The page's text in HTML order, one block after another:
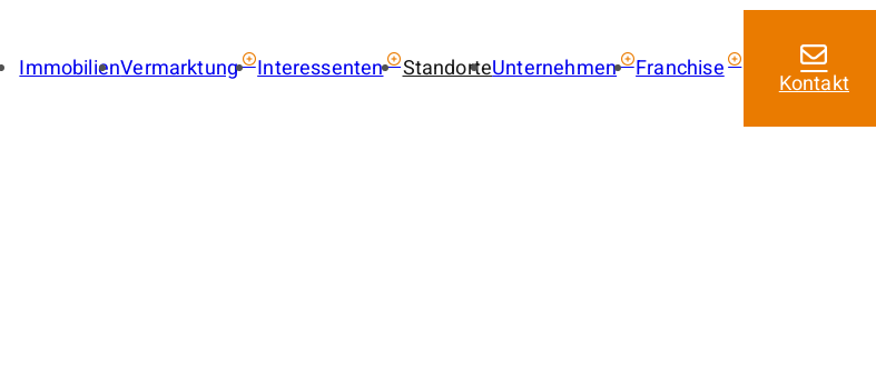
ImmobilienVermarktung
Interessenten
StandorteUnternehmen
Franchise
Franchise mit
Franchise Leistungen
Kontakt